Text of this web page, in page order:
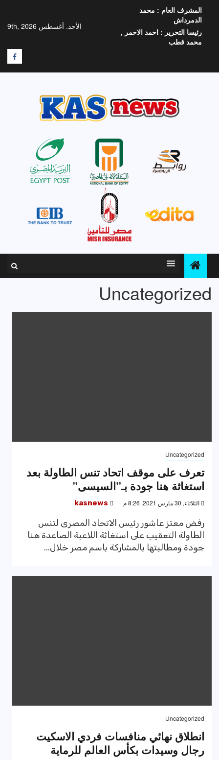
المحتوى
الأحد. أغسطس 9th, 2026
المشرف العام : محمد
الدمرداش
رئيسا التحرير : احمد الاحمر ,
محمد قطب
F
Uncategorized
Uncategorized
تعرف على موقف اتحاد تنس الطاولة بعد
استغاثة هنا جودة بـ”السيسى”
الثلاثاء, 30 مارس 2021, 8:26 م kasnews
رفض معتز عاشور رئيس الاتحاد المصرى لتنس
الطاولة التعقيب على استغاثة اللاعبة الصاعدة هنا
جودة ومطالبتها بالمشاركة باسم مصر خلال...
Uncategorized
انطلاق نهائي منافسات فردي الاسكيت
رجال وسيدات بكأس العالم للرماية